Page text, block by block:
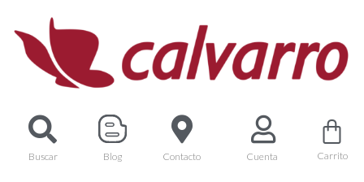
Buscar Blog Contacto Cuenta Carrito